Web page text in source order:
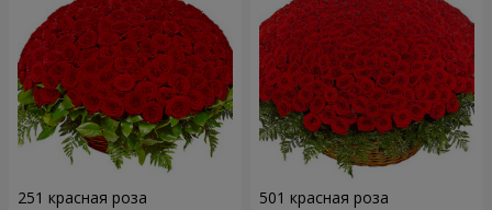
251 красная роза 501 красная роза